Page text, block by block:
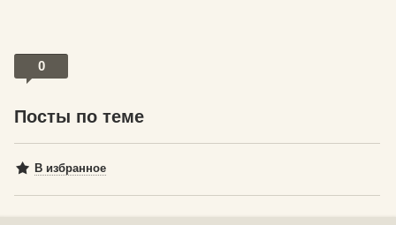
0
Посты по теме
В избранное